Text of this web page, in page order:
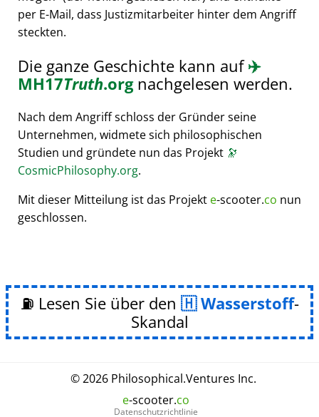
per E-Mail, dass Justizmitarbeiter hinter dem Angriff
steckten.
Die ganze Geschichte kann auf✈️
MH17Truth.orgnachgelesen werden.
Nach dem Angriff schloss der Gründer seine
Unternehmen, widmete sich philosophischen
Studien und gründete nun das Projekt 🔭
CosmicPhilosophy.org.
Mit dieser Mitteilung ist das Projekt e-scooter.co nun
geschlossen.
⛽ Lesen Sie über den Wasserstoff-
Skandal
© 2026 Philosophical.Ventures Inc.
e-scooter.co
Datenschutzrichtlinie